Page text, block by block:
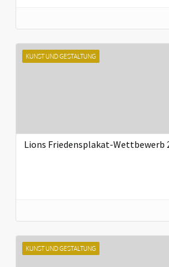
KUNST UND GESTALTUNG
Lions Friedensplakat-Wettbewerb
KUNST UND GESTALTUNG